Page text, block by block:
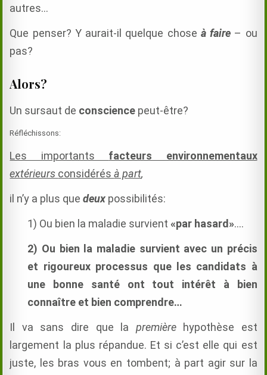
autres…
Que penser? Y aurait-il quelque chose à faire – ou
pas?
Alors?
Un sursaut de conscience peut-être?
Réfléchissons:
Les importants facteurs environnementaux
extérieurs considérésà part,
il n’y a plus quedeux possibilités:
1) Ou bien la maladie survient«par hasard»….
2) Ou bien la maladie survient avec un précis
et rigoureux processus que les candidats à
une bonne santé ont tout intérêt à bien
connaître et bien comprendre…
Il va sans dire que la première hypothèse est
largement la plus répandue. Et si c’est elle qui est
juste, les bras vous en tombent; à part agir sur la